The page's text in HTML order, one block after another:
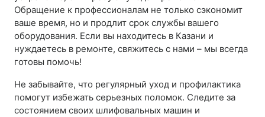
Обращение к профессионалам не только сэкономит
ваше время, но и продлит срок службы вашего
оборудования. Если вы находитесь в Казани и
нуждаетесь в ремонте, свяжитесь с нами – мы всегда
готовы помочь!
Не забывайте, что регулярный уход и профилактика
помогут избежать серьезных поломок. Следите за
состоянием своих шлифовальных машин и